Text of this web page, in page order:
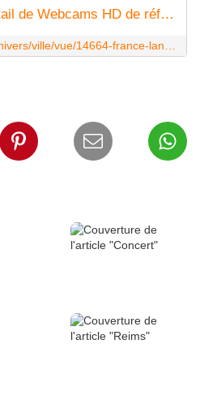
Viewsurf.com - Le portail de Webcams HD de référence